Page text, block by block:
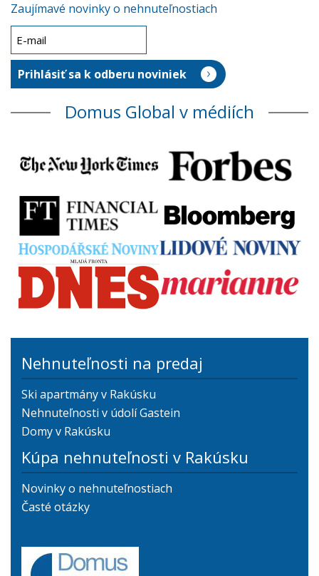
Zaujímavé novinky o nehnuteľnostiach
Domus Global v médiích
Nehnuteľnosti na predaj
Ski apartmány v Rakúsku
Nehnuteľnosti v údolí Gastein
Domy v Rakúsku
Kúpa nehnuteľnosti v Rakúsku
Novinky o nehnuteľnostiach
Časté otázky